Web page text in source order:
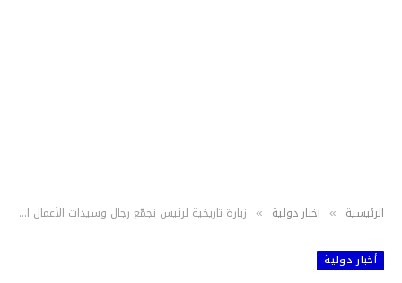
الرئيسية » أخبار دولية » زيارة تاريخية لرئيس تجمّع رجال وسيدات الأعمال اللبناني الصيني علي العبدالله إلى الصين
أخبار دولية